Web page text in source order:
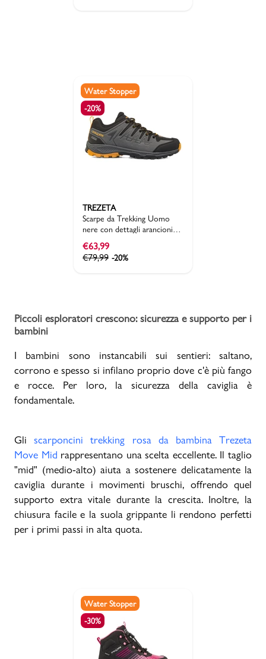
Water Stopper
-20%
TREZETA
Scarpe da Trekking Uomo
nere con dettagli arancioni
Trezeta Rumble W'S
€63,99
€79,99 -20%
Piccoli esploratori crescono: sicurezza e supporto per i
bambini
I bambini sono instancabili sui sentieri: saltano,
corrono e spesso si infilano proprio dove c'è più fango
e rocce. Per loro, la sicurezza della caviglia è
fondamentale.
Gliscarponcini trekking rosa da bambina Trezeta
Move Mid rappresentano una scelta eccellente. Il taglio
"mid" (medio-alto) aiuta a sostenere delicatamente la
caviglia durante i movimenti bruschi, offrendo quel
supporto extra vitale durante la crescita. Inoltre, la
chiusura facile e la suola grippante li rendono perfetti
per i primi passi in alta quota.
Water Stopper
-30%